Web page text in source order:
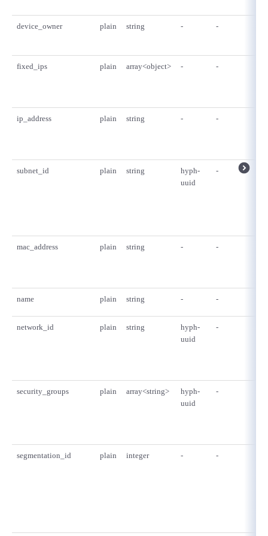
device_owner plain string - -
fixed_ips plain array<object> - -
ip_address plain string - -
subnet_id plain string
hyph-
uuid
-
mac_address plain string - -
name plain string - -
network_id plain string
hyph-
uuid
-
security_groups plain array<string>
hyph-
uuid
-
segmentation_id plain integer - -